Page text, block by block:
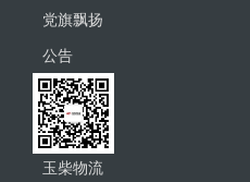
党旗飘扬
公告
玉柴物流